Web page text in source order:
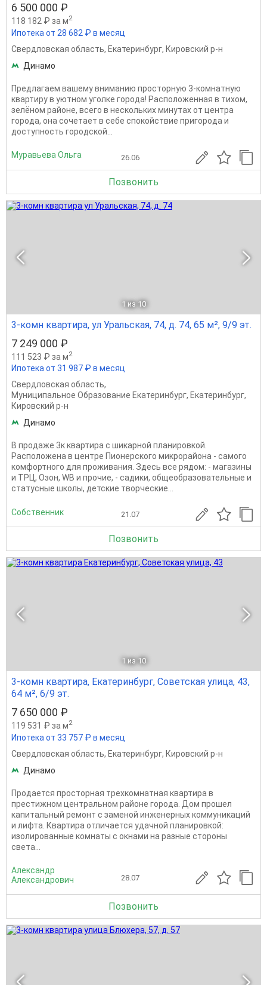
6 500 000 ₽
118 182 ₽ за м2
Ипотека от 28 682 ₽ в месяц
Свердловская область, Екатеринбург, Кировский р-н
Динамо
Предлагаем вашему вниманию просторную 3-комнатную
квартиру в уютном уголке города! Расположенная в тихом,
зелёном районе, всего в нескольких минутах от центра
города, она сочетает в себе спокойствие пригорода и
доступность городской...
Муравьева Ольга 26.06
Позвонить
1 из 10
3-комн квартира, ул Уральская, 74, д. 74, 65 м², 9/9 эт.
7 249 000 ₽
111 523 ₽ за м2
Ипотека от 31 987 ₽ в месяц
Свердловская область,
Муниципальное Образование Екатеринбург, Екатеринбург,
Кировский р-н
Динамо
В продаже 3к квартира с шикарной планировкой.
Расположена в центре Пионерского микрорайона - самого
комфортного для проживания. Здесь все рядом: - магазины
и ТРЦ, Озон, WB и прочие, - садики, общеобразовательные и
статусные школы, детские творческие...
Собственник 21.07
Позвонить
1 из 10
3-комн квартира, Екатеринбург, Советская улица, 43,
64 м², 6/9 эт.
7 650 000 ₽
119 531 ₽ за м2
Ипотека от 33 757 ₽ в месяц
Свердловская область, Екатеринбург, Кировский р-н
Динамо
Продается просторная трехкомнатная квартира в
престижном центральном районе города. Дом прошел
капитальный ремонт с заменой инженерных коммуникаций
и лифта. Квартира отличается удачной планировкой:
изолированные комнаты с окнами на разные стороны
света...
Александр
Александрович
28.07
Позвонить